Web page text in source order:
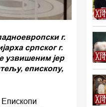
г.
српског г.
узвишеним јер
епископу,